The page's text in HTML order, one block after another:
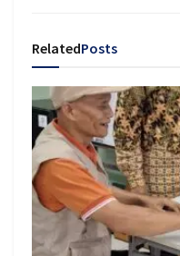
RelatedPosts